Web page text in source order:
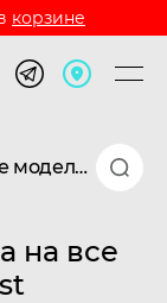
корзине
Защитная бронепленка на все модели Планшет Teclast
на все